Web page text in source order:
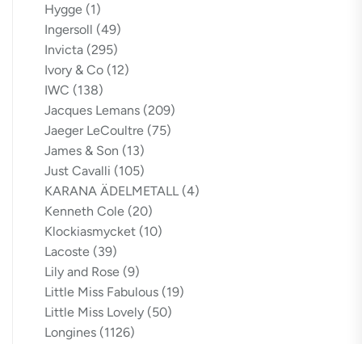
Hygge (1)
Ingersoll (49)
Invicta (295)
Ivory & Co (12)
IWC (138)
Jacques Lemans (209)
Jaeger LeCoultre (75)
James & Son (13)
Just Cavalli (105)
KARANA ÄDELMETALL (4)
Kenneth Cole (20)
Klockiasmycket (10)
Lacoste (39)
Lily and Rose (9)
Little Miss Fabulous (19)
Little Miss Lovely (50)
Longines (1126)